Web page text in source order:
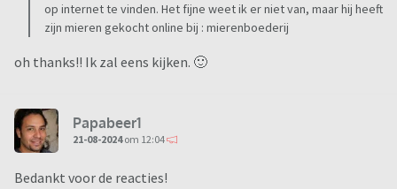
op internet te vinden. Het fijne weet ik er niet van, maar hij heeft
zijn mieren gekocht online bij : mierenboederij
oh thanks!! Ik zal eens kijken. 🙂
Papabeer1
21-08-2024om 12:04
Bedankt voor de reacties!